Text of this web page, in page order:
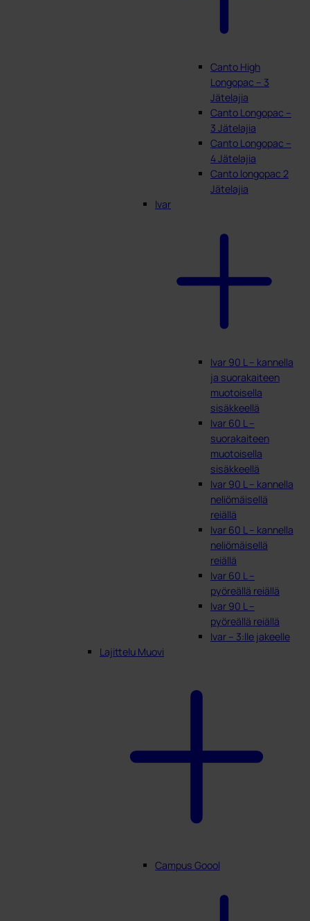
Canto High
Longopac – 3
Jätelajia
Canto Longopac –
3 Jätelajia
Canto Longopac –
4 Jätelajia
Canto longopac 2
Jätelajia
Ivar
Ivar 90 L – kannella
ja suorakaiteen
muotoisella
sisäkkeellä
Ivar 60 L –
suorakaiteen
muotoisella
sisäkkeellä
Ivar 90 L – kannella
neliömäisellä
reiällä
Ivar 60 L – kannella
neliömäisellä
reiällä
Ivar 60 L –
pyöreällä reiällä
Ivar 90 L –
pyöreällä reiällä
Ivar – 3:lle jakeelle
Lajittelu Muovi
Campus Goool